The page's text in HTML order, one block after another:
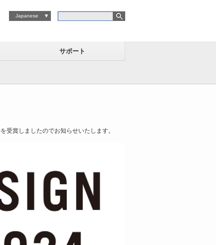
Japanese
サポート
受賞しましたのでお知らせいたします。